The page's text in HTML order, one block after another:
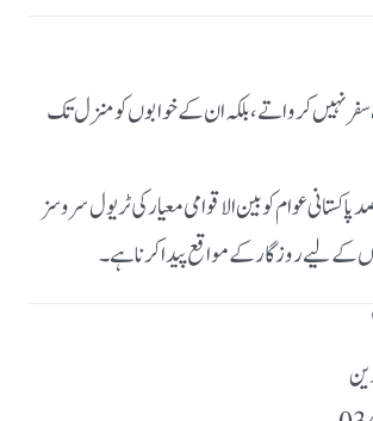
نہیں کرواتے، بلکہ ان کے خوابوں کو منزل تک
پاکستانی عوام کو بین الاقوامی معیار کی ٹریول سروسز
کے لیے روزگار کے مواقع پیدا کرنا ہے۔